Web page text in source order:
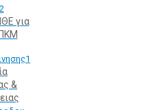
για
&